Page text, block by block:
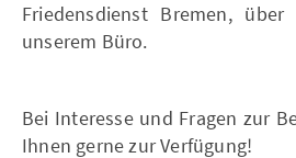
Friedensdienst Bremen,
unserem Büro.
Bei Interesse und Fragen zur
Ihnen gerne zur Verfügung!